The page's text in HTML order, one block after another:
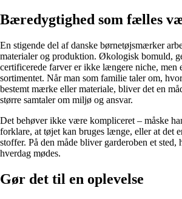
Bæredygtighed som fælles
En stigende del af danske børnetøjsmærker
materialer og produktion. Økologisk bomuld,
certificerede farver er ikke længere niche, men
sortimentet. Når man som familie taler om,
bestemt mærke eller materiale, bliver det en
større samtaler om miljø og ansvar.
Det behøver ikke være kompliceret – måske
forklare, at tøjet kan bruges længe, eller at det
stoffer. På den måde bliver garderoben et
hverdag mødes.
Gør det til en oplevelse